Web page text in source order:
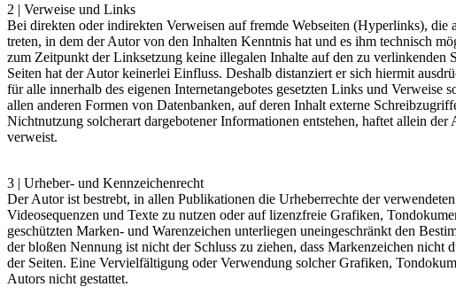
2 | Verweise und Links
Bei direkten oder indirekten Verweisen auf fremde Webseiten (Hyperlinks),
treten, in dem der Autor von den Inhalten Kenntnis hat und es ihm technisch
zum Zeitpunkt der Linksetzung keine illegalen Inhalte auf den zu
Seiten hat der Autor keinerlei Einfluss. Deshalb distanziert er sich hiermit
für alle innerhalb des eigenen Internetangebotes gesetzten Links und
allen anderen Formen von Datenbanken, auf deren Inhalt externe
Nichtnutzung solcherart dargebotener Informationen entstehen, haftet allein
verweist.
3 | Urheber- und Kennzeichenrecht
Der Autor ist bestrebt, in allen Publikationen die Urheberrechte der
Videosequenzen und Texte zu nutzen oder auf lizenzfreie Grafiken,
geschützten Marken- und Warenzeichen unterliegen uneingeschränkt den
der bloßen Nennung ist nicht der Schluss zu ziehen, dass Markenzeichen
der Seiten. Eine Vervielfältigung oder Verwendung solcher Grafiken,
Autors nicht gestattet.